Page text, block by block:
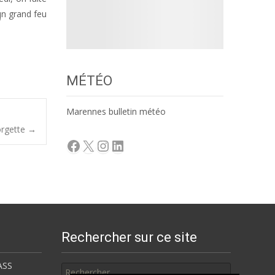
grand feu
→
MÉTÉO
Marennes bulletin météo
Facebook
X Instagram
LinkedIn
Rechercher sur ce site